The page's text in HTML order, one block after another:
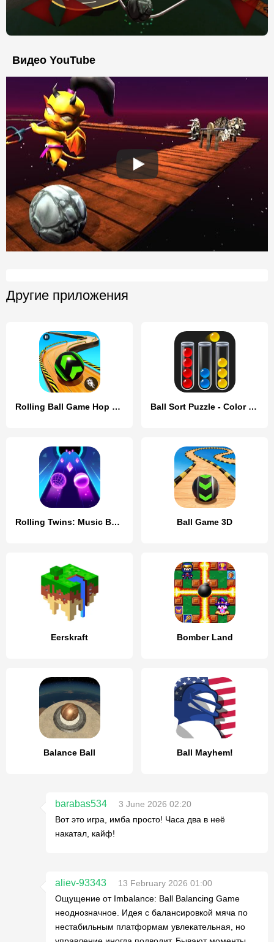
Видео YouTube
Другие приложения
Rolling Ball Game Hop Ball Run Ball Sort Puzzle - Color Game
Rolling Twins: Music Ball Rush Ball Game 3D
Eerskraft Bomber Land
Balance Ball Ball Mayhem!
barabas534
3 June 2026 02:20
Вот это игра, имба просто! Часа два в неё
накатал, кайф!
aliev-93343
13 February 2026 01:00
Ощущение от Imbalance: Ball Balancing Game
неоднозначное. Идея с балансировкой мяча по
нестабильным платформам увлекательная, но